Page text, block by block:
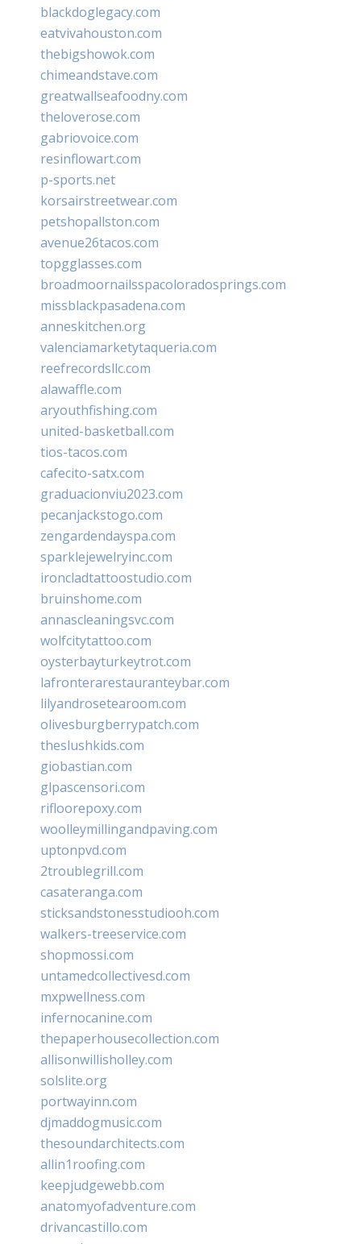
blackdoglegacy.com
eatvivahouston.com
thebigshowok.com
chimeandstave.com
greatwallseafoodny.com
theloverose.com
gabriovoice.com
resinflowart.com
p-sports.net
korsairstreetwear.com
petshopallston.com
avenue26tacos.com
topgglasses.com
broadmoornailsspacoloradosprings.com
missblackpasadena.com
anneskitchen.org
valenciamarketytaqueria.com
reefrecordsllc.com
alawaffle.com
aryouthfishing.com
united-basketball.com
tios-tacos.com
cafecito-satx.com
graduacionviu2023.com
pecanjackstogo.com
zengardendayspa.com
sparklejewelryinc.com
ironcladtattoostudio.com
bruinshome.com
annascleaningsvc.com
wolfcitytattoo.com
oysterbayturkeytrot.com
lafronterarestauranteybar.com
lilyandrosetearoom.com
olivesburgberrypatch.com
theslushkids.com
giobastian.com
glpascensori.com
rifloorepoxy.com
woolleymillingandpaving.com
uptonpvd.com
2troublegrill.com
casateranga.com
sticksandstonesstudiooh.com
walkers-treeservice.com
shopmossi.com
untamedcollectivesd.com
mxpwellness.com
infernocanine.com
thepaperhousecollection.com
allisonwillisholley.com
solslite.org
portwayinn.com
djmaddogmusic.com
thesoundarchitects.com
allin1roofing.com
keepjudgewebb.com
anatomyofadventure.com
drivancastillo.com